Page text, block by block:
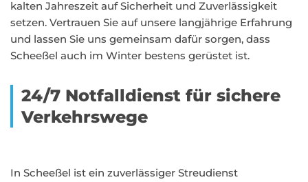
kalten Jahreszeit auf Sicherheit und Zuverlässigkeit
setzen. Vertrauen Sie auf unsere langjährige Erfahrung
und lassen Sie uns gemeinsam dafür sorgen, dass
Scheeßel auch im Winter bestens gerüstet ist.
24/7 Notfalldienst für sichere
Verkehrswege
In Scheeßel ist ein zuverlässiger Streudienst